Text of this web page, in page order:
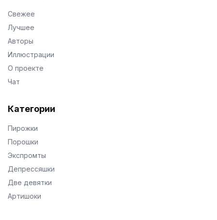
Свежее
Лучшее
Авторы
Иллюстрации
О проекте
Чат
Категории
Пирожки
Порошки
Экспромты
Депрессяшки
Две девятки
Артишоки